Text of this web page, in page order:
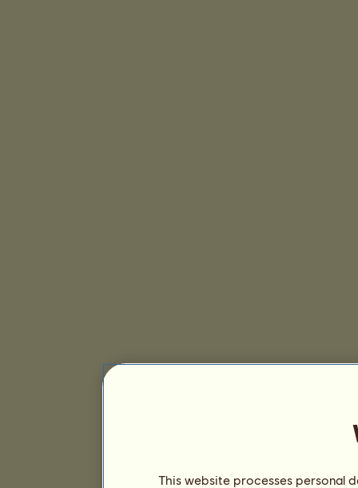
This website processes personal